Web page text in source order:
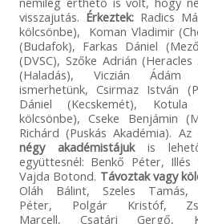
visszajutás. Érkeztek:Radics
kölcsönbe), Koman Vladimir
(Budafok), Farkas Dániel
(DVSC), Szőke Adrián
(Haladás), Viczián
ismerhetünk, Csirmaz István
Dániel (Kecskemét),
kölcsönbe), Cseke Benjámin
Richárd (Puskás Akadémia).
négy akadémistájukis
együttesnél: Benkő Péter,
Vajda Botond. Távoztak vagy
Oláh Bálint, Szeles Tamás,
Péter, Polgár Kristóf,
Marcell, Csatári Gergő,